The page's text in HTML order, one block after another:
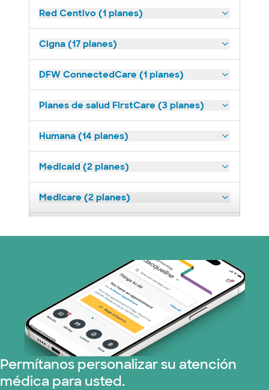
Red Centivo (1 planes)
Cigna (17 planes)
DFW ConnectedCare (1 planes)
Planes de salud FirstCare (3 planes)
Humana (14 planes)
Medicaid (2 planes)
Medicare (2 planes)
Prism Electric (1 planes)
Plan de Salud Superior (19 planes)
Tricare (3 planes)
TriWest HealthCare (1 planes)
United HealthCare (32 planes)
Permítanos personalizar su atención
médica para usted.